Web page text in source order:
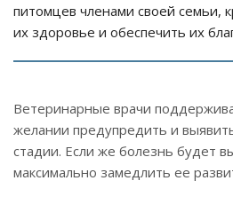
питомцев членами своей семьи,
их здоровье и обеспечить их
Ветеринарные врачи
желании предупредить и
стадии. Если же болезнь будет
максимально замедлить ее